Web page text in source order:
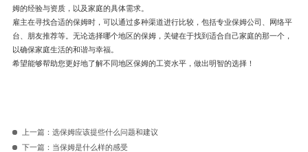
姆的经验与资质，以及家庭的具体需求。
雇主在寻找合适的保姆时，可以通过多种渠道进行比较，包括专业保姆公司、网络平
台、朋友推荐等。无论选择哪个地区的保姆，关键在于找到适合自己家庭的那一个，
以确保家庭生活的和谐与幸福。
希望能够帮助您更好地了解不同地区保姆的工资水平，做出明智的选择！
上一篇：选保姆应该提些什么问题和建议
下一篇： 当保姆是什么样的感受